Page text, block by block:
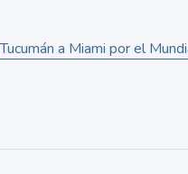
a Miami por el